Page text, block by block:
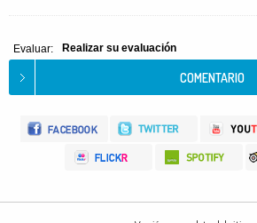
Evaluar: Realizar su evaluación